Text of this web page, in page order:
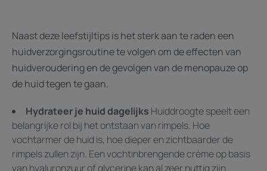
Naast deze leefstijltips is het sterk aan te raden een
huidverzorgingsroutine te volgen om de effecten van
huidveroudering en de gevolgen van de menopauze op
de huid tegen te gaan.
Hydrateer je huid dagelijks Huiddroogte speelt een
belangrijke rol bij het ontstaan van rimpels. Hoe
vochtarmer de huid is, hoe dieper en zichtbaarder de
rimpels zullen zijn. Een vochtinbrengende crème op basis
van hyaluronzuur of glycerine kan al zeer nuttig zijn.